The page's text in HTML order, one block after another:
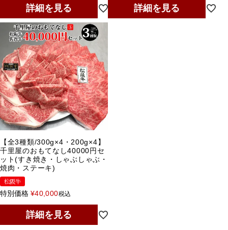
詳細を見る 詳細を見る
【全3種類/300g×4・200g×4】
千里屋のおもてなし40000円セ
ット(すき焼き・しゃぶしゃぶ・
焼肉・ステーキ)
松阪牛
特別価格 ¥40,000税込
詳細を見る